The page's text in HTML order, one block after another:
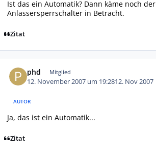
Ist das ein Automatik? Dann käme noch der
Anlassersperrschalter in Betracht.
Zitat
phd Mitglied
12. November 2007 um 19:2812. Nov 2007
AUTOR
Ja, das ist ein Automatik...
Zitat